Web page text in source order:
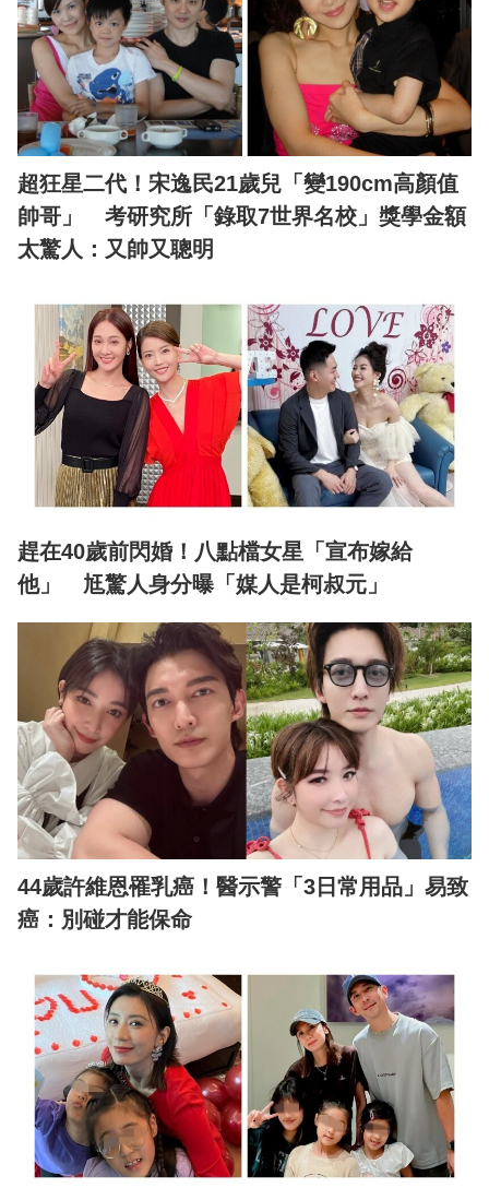
超狂星二代！宋逸民21歲兒「變190cm高顏值
帥哥」 考研究所「錄取7世界名校」獎學金額
太驚人：又帥又聰明
趕在40歲前閃婚！八點檔女星「宣布嫁給
他」 尪驚人身分曝「媒人是柯叔元」
44歲許維恩罹乳癌！醫示警「3日常用品」易致
癌：別碰才能保命